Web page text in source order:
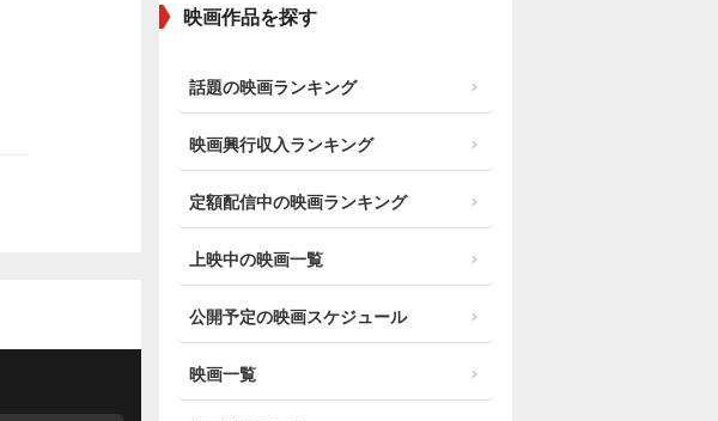
映画作品を探す
話題の映画ランキング
映画興行収入ランキング
定額配信中の映画ランキング
上映中の映画一覧
公開予定の映画スケジュール
映画一覧